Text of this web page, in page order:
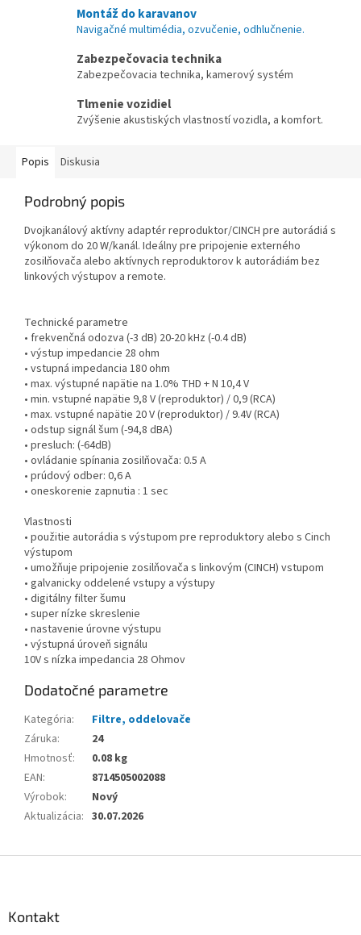
Montáž do karavanov
Navigačné multimédia, ozvučenie, odhlučnenie.
Zabezpečovacia technika
Zabezpečovacia technika, kamerový systém
Tlmenie vozidiel
Zvýšenie akustiských vlastností vozidla, a komfort.
Popis Diskusia
Podrobný popis
Dvojkanálový aktívny adaptér reproduktor/CINCH pre autorádiá s
výkonom do 20 W/kanál. Ideálny pre pripojenie externého
zosilňovača alebo aktívnych reproduktorov k autorádiám bez
linkových výstupov a remote.
Technické parametre
• frekvenčná odozva (-3 dB) 20-20 kHz (-0.4 dB)
• výstup impedancie 28 ohm
• vstupná impedancia 180 ohm
• max. výstupné napätie na 1.0% THD + N 10,4 V
• min. vstupné napätie 9,8 V (reproduktor) / 0,9 (RCA)
• max. vstupné napätie 20 V (reproduktor) / 9.4V (RCA)
• odstup signál šum (-94,8 dBA)
• presluch: (-64dB)
• ovládanie spínania zosilňovača: 0.5 A
• prúdový odber: 0,6 A
• oneskorenie zapnutia : 1 sec
Vlastnosti
• použitie autorádia s výstupom pre reproduktory alebo s Cinch
výstupom
• umožňuje pripojenie zosilňovača s linkovým (CINCH) vstupom
• galvanicky oddelené vstupy a výstupy
• digitálny filter šumu
• super nízke skreslenie
• nastavenie úrovne výstupu
• výstupná úroveň signálu
10V s nízka impedancia 28 Ohmov
Dodatočné parametre
Kategória:
Filtre, oddelovače
Záruka:
24
Hmotnosť:
0.08 kg
EAN:
8714505002088
Výrobok:
Nový
Aktualizácia: 30.07.2026
Kontakt